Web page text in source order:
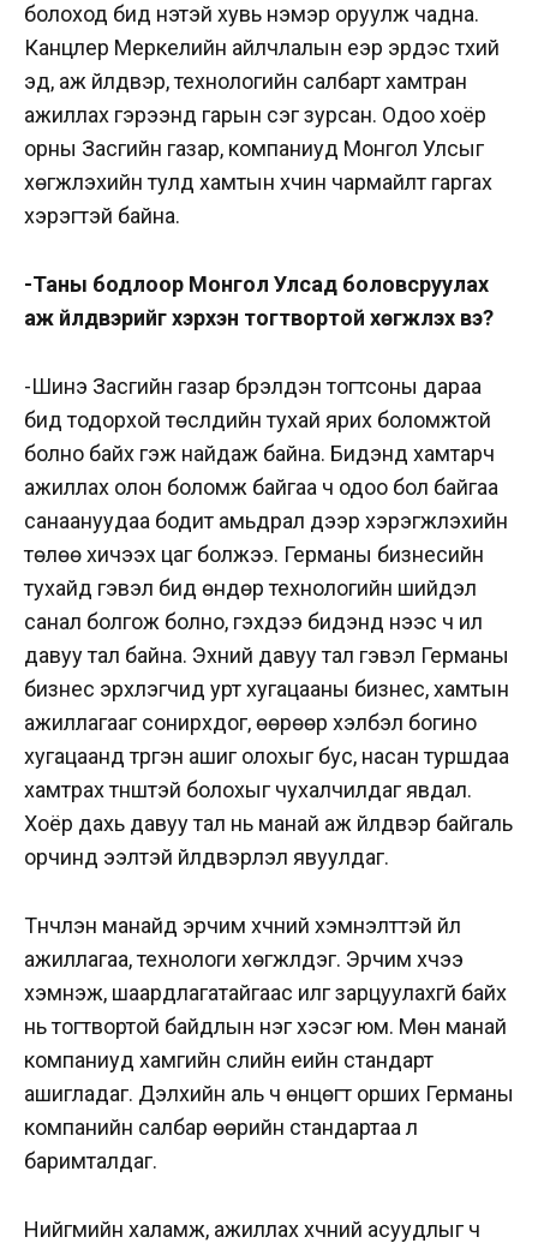
болоход бид үнэтэй хувь нэмэр оруулж чадна.
Канцлер Меркелийн айлчлалын үеэр эрдэс түүхий
эд, аж үйлдвэр, технологийн салбарт хамтран
ажиллах гэрээнд гарын үсэг зурсан. Одоо хоёр
орны Засгийн газар, компаниуд Монгол Улсыг
хөгжүүлэхийн тулд хамтын хүчин чармайлт гаргах
хэрэгтэй байна.
-Таны бодлоор Монгол Улсад боловсруулах
аж үйлдвэрийг хэрхэн тогтвортой хөгжүүлэх вэ?
-Шинэ Засгийн газар бүрэлдэн тогтсоны дараа
бид тодорхой төслүүдийн тухай ярих боломжтой
болно байх гэж найдаж байна. Бидэнд хамтарч
ажиллах олон боломж байгаа ч одоо бол байгаа
санаануудаа бодит амьдрал дээр хэрэгжүүлэхийн
төлөө хичээх цаг болжээ. Германы бизнесийн
тухайд гэвэл бид өндөр технологийн шийдэл
санал болгож болно, гэхдээ бидэнд үүнээс ч илүү
давуу тал байна. Эхний давуу тал гэвэл Германы
бизнес эрхлэгчид урт хугацааны бизнес, хамтын
ажиллагааг сонирхдог, өөрөөр хэлбэл богино
хугацаанд түргэн ашиг олохыг бус, насан туршдаа
хамтрах түнштэй болохыг чухалчилдаг явдал.
Хоёр дахь давуу тал нь манай аж үйлдвэр байгаль
орчинд ээлтэй үйлдвэрлэл явуулдаг.
Түүнчлэн манайд эрчим хүчний хэмнэлттэй үйл
ажиллагаа, технологи хөгжүүлдэг. Эрчим хүчээ
хэмнэж, шаардлагатайгаас илүүг зарцуулахгүй байх
нь тогтвортой байдлын нэг хэсэг юм. Мөн манай
компаниуд хамгийн сүүлийн үеийн стандарт
ашигладаг. Дэлхийн аль ч өнцөгт орших Германы
компанийн салбар өөрийн стандартаа л
баримталдаг.
Нийгмийн халамж, ажиллах хүчний асуудлыг ч